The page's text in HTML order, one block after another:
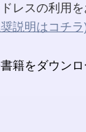
レスの利用を
説明はコチラ